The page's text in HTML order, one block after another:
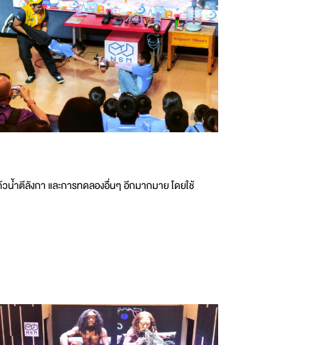
ำตีลังกา และการทดลองอื่นๆ อีกมากมาย โดยใช้